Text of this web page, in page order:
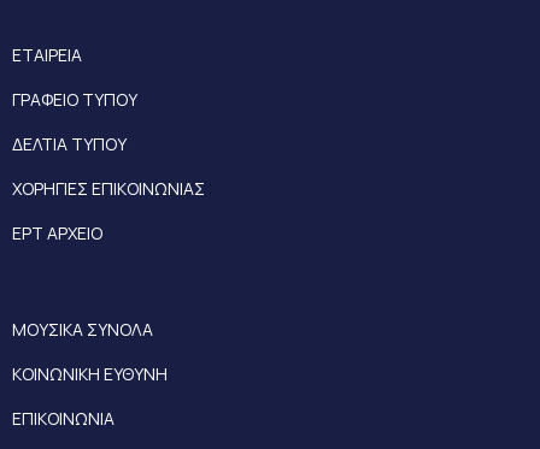
ΕΤΑΙΡΕΙΑ
ΓΡΑΦΕΙΟ ΤΥΠΟΥ
ΔΕΛΤΙΑ ΤΥΠΟΥ
ΧΟΡΗΓΙΕΣ ΕΠΙΚΟΙΝΩΝΙΑΣ
ΕΡΤ ΑΡΧΕΙΟ
ΜΟΥΣΙΚΑ ΣΥΝΟΛΑ
ΚΟΙΝΩΝΙΚΗ ΕΥΘΥΝΗ
ΕΠΙΚΟΙΝΩΝΙΑ